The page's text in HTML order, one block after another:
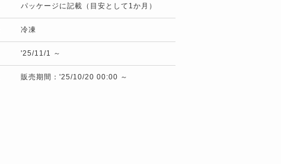
パッケージに記載（目安として1か月）
冷凍
'25/11/1 ～
販売期間：'25/10/20 00:00 ～